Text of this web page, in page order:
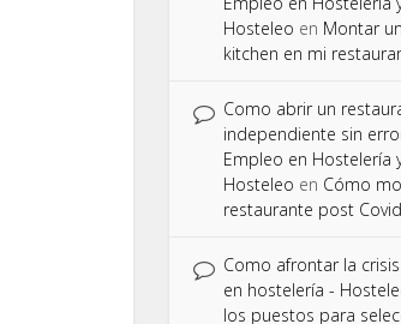
Hosteleo en Montar
kitchen en mi
Como abrir un
independiente sin
Empleo en Hostelería
Hosteleo en Cómo
restaurante post
Como afrontar la
en hostelería -
los puestos para